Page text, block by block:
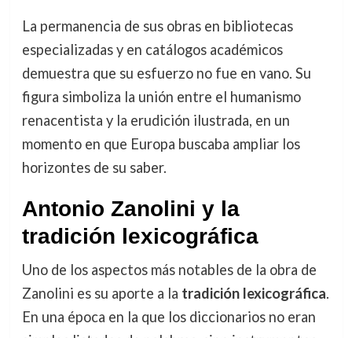
La permanencia de sus obras en bibliotecas
especializadas y en catálogos académicos
demuestra que su esfuerzo no fue en vano. Su
figura simboliza la unión entre el humanismo
renacentista y la erudición ilustrada, en un
momento en que Europa buscaba ampliar los
horizontes de su saber.
Antonio Zanolini y la
tradición lexicográfica
Uno de los aspectos más notables de la obra de
Zanolini es su aporte a la tradición lexicográfica.
En una época en la que los diccionarios no eran